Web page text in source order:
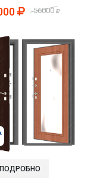
56000
ПОДРОБНО